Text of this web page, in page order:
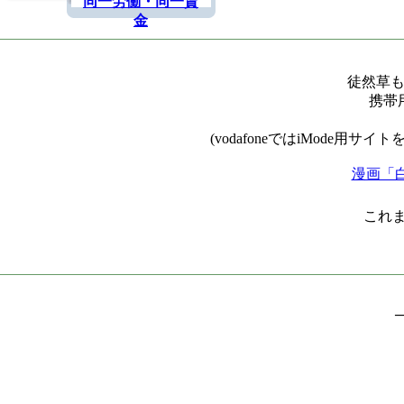
徒然草
携帯
(vodafoneではiMode用サイ
漫画「
これ
金